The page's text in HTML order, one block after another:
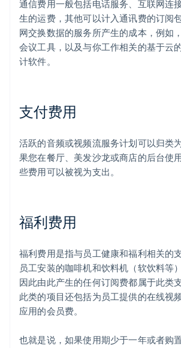
通信费用一般包括电话服务、互联网连
生的运费，其他可以计入通讯费的订阅
网交换数据的服务所产生的成本，例如
会议工具，以及与你工作相关的基于云
计软件。
支付费用
活跃的音频或视频流服务计划可以归类
果您在餐厅、美发沙龙或商店的后台使
些费用可以被视为支出。
福利费用
福利费用是指与员工健康和福利相关的
员工安装的咖啡机和饮料机（软饮料等
因此由此产生的任何订阅费都属于此类
此类的项目还包括为员工提供的在线视
应用的会员费。
也就是说，如果使用期少于一年或者购